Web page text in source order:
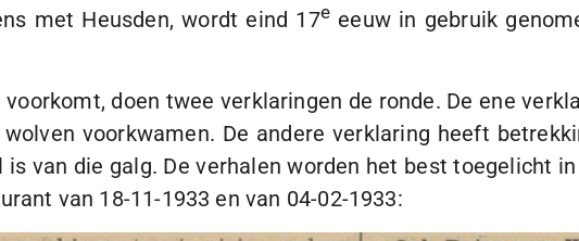
met Heusden, wordt eind 17eeeuw in gebruik
doen twee verklaringen de ronde. De ene
voorkwamen. De andere verklaring heeft
van die galg. De verhalen worden het best toegelicht
van 18-11-1933 en van 04-02-1933: